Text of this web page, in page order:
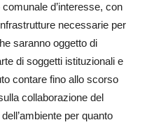
d’interesse, con
necessarie per
saranno oggetto di
di soggetti istituzionali e
contare fino allo scorso
collaborazione del
per quanto